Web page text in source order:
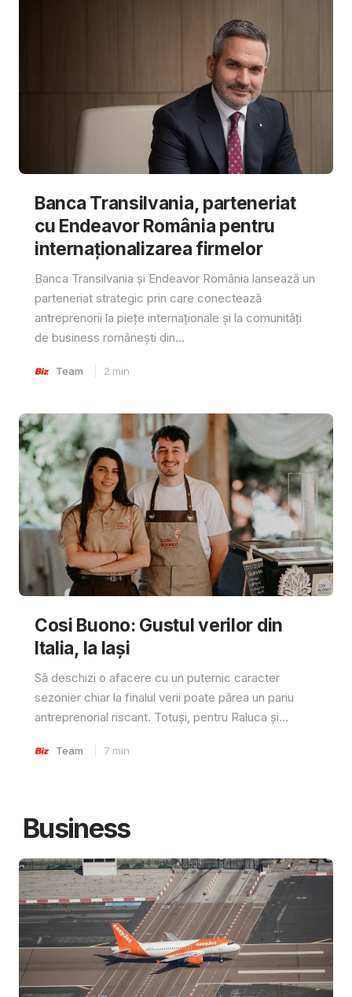
Banca Transilvania, parteneriat
cu Endeavor România pentru
internaționalizarea firmelor
Banca Transilvania și Endeavor România lansează un
parteneriat strategic prin care conectează
antreprenorii la piețe internaționale și la comunități
de business românești din...
Team 2 min
Cosi Buono: Gustul verilor din
Italia, la Iași
Să deschizi o afacere cu un puternic caracter
sezonier chiar la finalul verii poate părea un pariu
antreprenorial riscant. Totuși, pentru Raluca și...
Team 7 min
Business